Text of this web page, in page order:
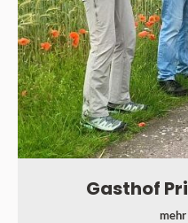
Gasthof
mehr